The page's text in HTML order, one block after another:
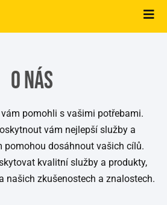
O nás
pomohli s vašimi potřebami.
vám nejlepší služby a
pomohou dosáhnout vašich cílů.
kvalitní služby a produkty,
našich zkušenostech a znalostech.